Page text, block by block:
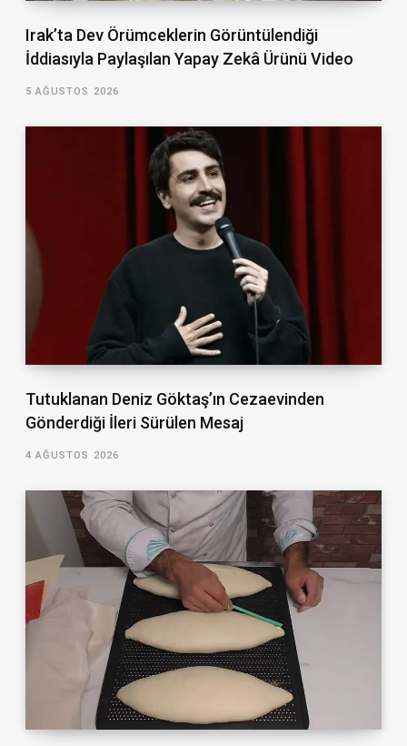
Irak’ta Dev Örümceklerin Görüntülendiği
İddiasıyla Paylaşılan Yapay Zekâ Ürünü Video
5 AĞUSTOS 2026
Tutuklanan Deniz Göktaş’ın Cezaevinden
Gönderdiği İleri Sürülen Mesaj
4 AĞUSTOS 2026